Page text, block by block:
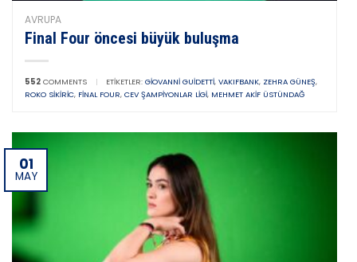
AVRUPA
Final Four öncesi büyük buluşma
552 COMMENTS | ETIKETLER: GIOVANNI GUIDETTI, VAKIFBANK, ZEHRA GÜNEŞ,
ROKO SIKIRIC, FINAL FOUR, CEV ŞAMPIYONLAR LIGI, MEHMET AKIF ÜSTÜNDAĞ
01
MAY